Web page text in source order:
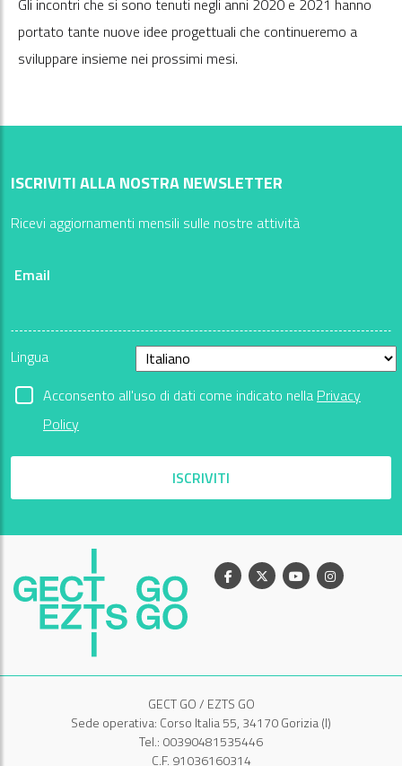
portato tante nuove idee progettuali che continueremo a
sviluppare insieme nei prossimi mesi.
ISCRIVITI ALLA NOSTRA NEWSLETTER
Ricevi aggiornamenti mensili sulle nostre attività
Email
Lingua
Acconsento all'uso di dati come indicato nella Privacy
Policy
ISCRIVITI
Facebook
X YoutubeInstagram
GECT GO / EZTS GO
Sede operativa: Corso Italia 55, 34170 Gorizia (I)
Tel.: 00390481535446
C.F. 91036160314